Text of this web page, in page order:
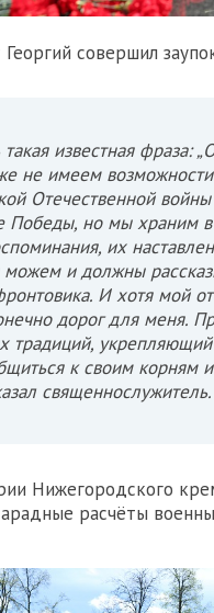
совершил
такая известная
не имеем
Отечественной
Победы, но мы храним в
их
и должны
И хотя мой
дорог для меня.
традиций,
к своим корням
священнослужитель.
Нижегородского
расчёты